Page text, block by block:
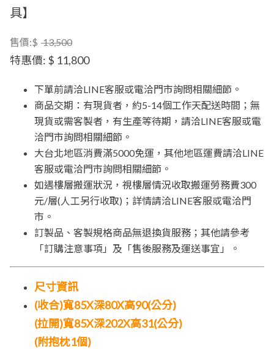
具】
售價:$ 13,500
特惠價: $ 11,800
下單前請洽LINE客服或電洽門市詢問相關細節。
商品交期：有現貨者，約5-14個工作天配送時間；無
現貨或需客製者，有生產等待期，請洽LINE客服或電
洽門市詢問相關細節。
大台北地區消費滿5000免運，其他地區運費請洽LINE
客服或電洽門市詢問相關細節。
如遇樓層搬運狀況，視樓層情況收取搬運勞務費300
元/層(人工另行收取)；詳情請洽LINE客服或電洽門
市。
訂製品、客製規格商品無退換貨服務；其他請參考
「訂購注意事項」及「售後服務及運送事宜」。
尺寸資訊
(收合)寬85X深80X高90(公分)
(拉開)寬85X深202X高31(公分)
(附抱枕1個)